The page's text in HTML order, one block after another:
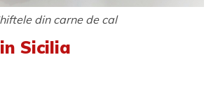
din carne de cal
Sicilia